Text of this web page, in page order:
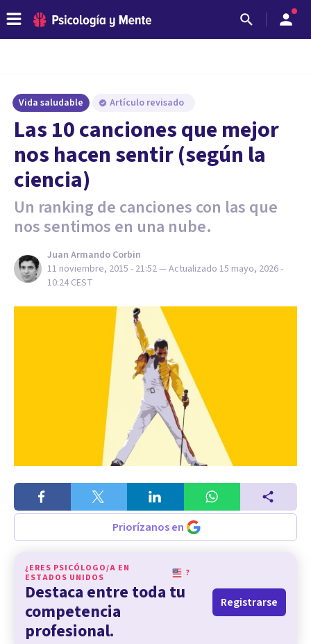
Vida saludable Artículo revisado
​Las 10 canciones que mejor
nos hacen sentir (según la
ciencia)
Un ranking de canciones con las que
nos sentimos en una nube.
Juan Armando Corbin
11 noviembre, 2015 - 21:52— Actualizado 15 mayo, 2026 -
10:24 CEST
Priorízanos en
¿ERES PSICÓLOGO/A EN
ESTADOS UNIDOS
?
Destaca entre toda tu
competencia
profesional.
Registrarse